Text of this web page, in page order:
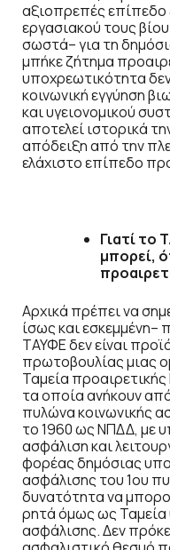
αξιοπρεπές επίπεδο
εργασιακού τους
σωστά– για τη
μπήκε ζήτημα
υποχρεωτικότητα δεν
κοινωνική εγγύηση
και υγειονομικού
αποτελεί ιστορικά
απόδειξη από την
ελάχιστο επίπεδο
Γιατί το
μπορεί,
Αρχικά πρέπει να
ίσως και
ΤΑΥΦΕ δεν είναι
πρωτοβουλίας μιας
Ταμεία
τα οποία ανήκουν
πυλώνα κοινωνικής
το 1960 ως ΝΠΔΔ, με
ασφάλιση και
φορέας δημόσιας
ασφάλισης του 1ου
δυνατότητα να
ρητά όμως ως Ταμεία
ασφάλισης. Δεν